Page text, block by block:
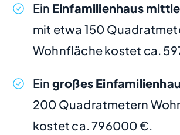
Ein Einfamilienhaus
mit etwa 150
Wohnfläche kostet ca.
Ein großes
200 Quadratmetern
kostet ca. 796000 €.